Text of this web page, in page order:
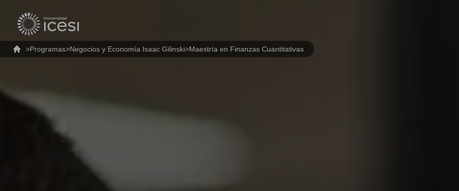
>Programas>Negocios y Economía Isaac Gilinski>Maestría en Finanzas Cuantitativas